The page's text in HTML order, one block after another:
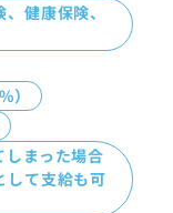
健康保険、
まった場合
して支給も可